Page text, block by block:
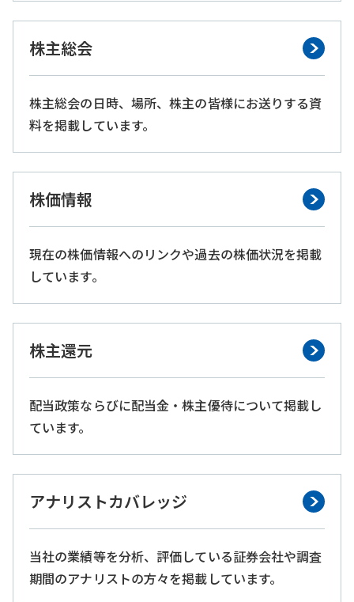
株主総会
株主総会の日時、場所、株主の皆様にお送りする資
料を掲載しています。
株価情報
現在の株価情報へのリンクや過去の株価状況を掲載
しています。
株主還元
配当政策ならびに配当金・株主優待について掲載し
ています。
アナリストカバレッジ
当社の業績等を分析、評価している証券会社や調査
期間のアナリストの方々を掲載しています。